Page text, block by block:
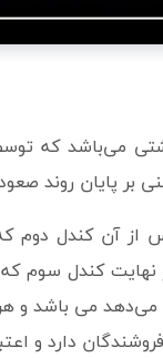
می‌باشد که
پایان روند
کندل سوم که
می باشد و هر
دارد و